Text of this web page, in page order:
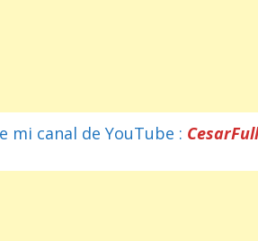
mi canal de YouTube :